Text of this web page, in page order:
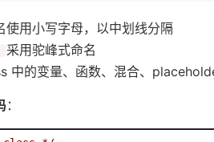
使用小写字母，以中划线分隔
采用驼峰式命名
中的变量、函数、混合、
：